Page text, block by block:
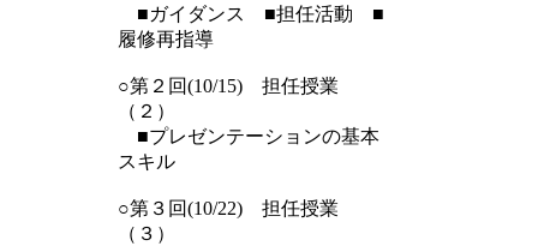
■ガイダンス ■担任活動 ■
履修再指導
○第２回(10/15) 担任授業
（２）
■プレゼンテーションの基本
スキル
○第３回(10/22) 担任授業
（３）